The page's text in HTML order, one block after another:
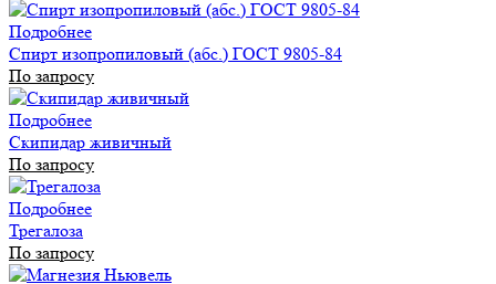
Подробнее
Спирт изопропиловый (абс.) ГОСТ 9805-84
По запросу
Подробнее
Скипидар живичный
По запросу
Подробнее
Трегалоза
По запросу